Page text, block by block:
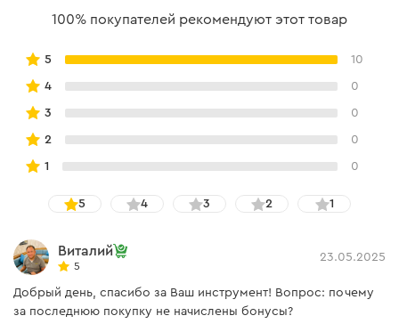
100% покупателей рекомендуют этот товар
5 10
4 0
3 0
2 0
1 0
5 4 3 2 1
Виталий
5
23.05.2025
Добрый день, спасибо за Ваш инструмент! Вопрос: почему
за последнюю покупку не начислены бонусы?